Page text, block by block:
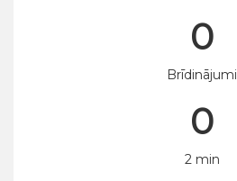
0
Brīdinājumi
0
2 min